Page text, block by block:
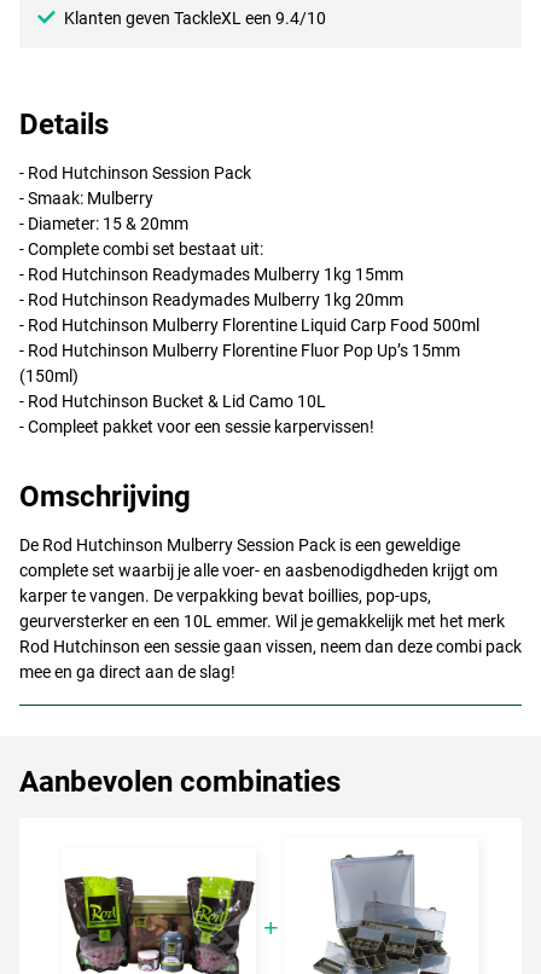
Klanten geven TackleXL een 9.4/10
Details
- Rod Hutchinson Session Pack
- Smaak: Mulberry
- Diameter: 15 & 20mm
- Complete combi set bestaat uit:
- Rod Hutchinson Readymades Mulberry 1kg 15mm
- Rod Hutchinson Readymades Mulberry 1kg 20mm
- Rod Hutchinson Mulberry Florentine Liquid Carp Food 500ml
- Rod Hutchinson Mulberry Florentine Fluor Pop Up’s 15mm
(150ml)
- Rod Hutchinson Bucket & Lid Camo 10L
- Compleet pakket voor een sessie karpervissen!
Omschrijving
De Rod Hutchinson Mulberry Session Pack is een geweldige
complete set waarbij je alle voer- en aasbenodigdheden krijgt om
karper te vangen. De verpakking bevat boillies, pop-ups,
geurversterker en een 10L emmer. Wil je gemakkelijk met het merk
Rod Hutchinson een sessie gaan vissen, neem dan deze combi pack
mee en ga direct aan de slag!
Aanbevolen combinaties